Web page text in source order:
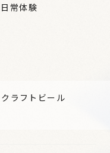
常体験
クラフトビール